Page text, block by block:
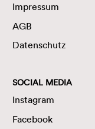
Impressum
AGB
Datenschutz
SOCIAL MEDIA
Instagram
Facebook